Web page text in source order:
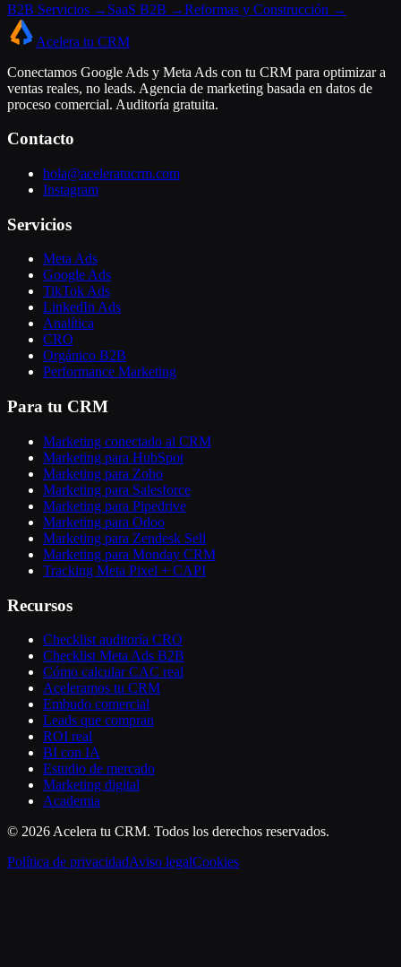
B2B Servicios → SaaS B2B →Reformas y Construcción →
Acelera tu CRM
Conectamos Google Ads y Meta Ads con tu CRM para optimizar a
ventas reales, no leads. Agencia de marketing basada en datos de
proceso comercial. Auditoría gratuita.
Contacto
hola@aceleratucrm.com
Instagram
Servicios
Meta Ads
Google Ads
TikTok Ads
LinkedIn Ads
Analítica
CRO
Orgánico B2B
Performance Marketing
Para tu CRM
Marketing conectado al CRM
Marketing para HubSpot
Marketing para Zoho
Marketing para Salesforce
Marketing para Pipedrive
Marketing para Odoo
Marketing para Zendesk Sell
Marketing para Monday CRM
Tracking Meta Pixel + CAPI
Recursos
Checklist auditoría CRO
Checklist Meta Ads B2B
Cómo calcular CAC real
Aceleramos tu CRM
Embudo comercial
Leads que compran
ROI real
BI con IA
Estudio de mercado
Marketing digital
Academia
© 2026 Acelera tu CRM. Todos los derechos reservados.
Política de privacidadAviso legalCookies